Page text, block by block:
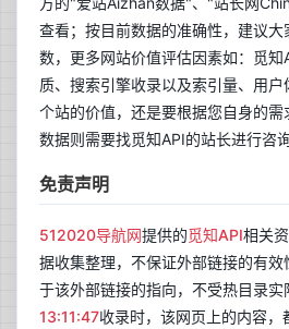
查看；按目前数据的准确性，建议
数，更多网站价值评估因素如：觅
质、搜索引擎收录以及索引量、用
个站的价值，还是要根据您自身的
数据则需要找觅知API的站长进行咨询
免责声明
512020导航网提供的觅知API相关
据收集整理，不保证外部链接的有
于该外部链接的指向，不受热目录实
13:11:47收录时，该网页上的内容，